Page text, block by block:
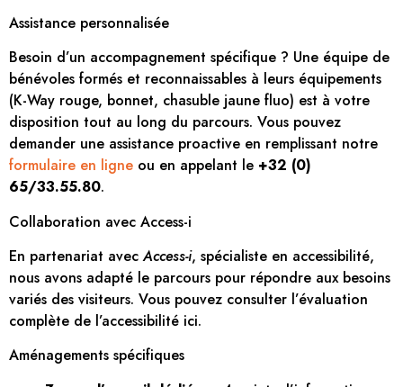
Assistance personnalisée
Besoin d’un accompagnement spécifique ? Une équipe de
bénévoles formés et reconnaissables à leurs équipements
(K-Way rouge, bonnet, chasuble jaune fluo) est à votre
disposition tout au long du parcours. Vous pouvez
demander une assistance proactive en remplissant notre
formulaire en ligne ou en appelant le +32 (0)
65/33.55.80.
Collaboration avec Access-i
En partenariat avecAccess-i, spécialiste en accessibilité,
nous avons adapté le parcours pour répondre aux besoins
variés des visiteurs. Vous pouvez consulter l’évaluation
complète de l’accessibilité ici.
Aménagements spécifiques